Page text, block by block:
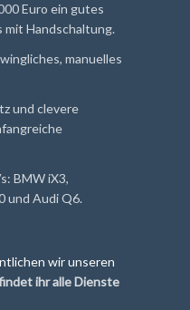
Euro ein gutes
Handschaltung.
manuelles
und clevere
BMW iX3,
und Audi Q6.
wir unseren
ihr alle Dienste